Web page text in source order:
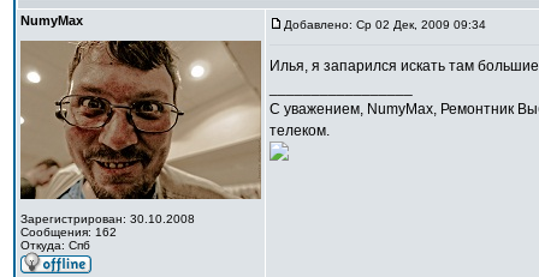
NumyMax
Зарегистрирован: 30.10.2008
Сообщения: 162
Откуда: Спб
Добавлено: Ср 02 Дек, 2009 09:34
Илья, я запарился искать там
С уважением, NumyMax, Ремонтник
телеком.